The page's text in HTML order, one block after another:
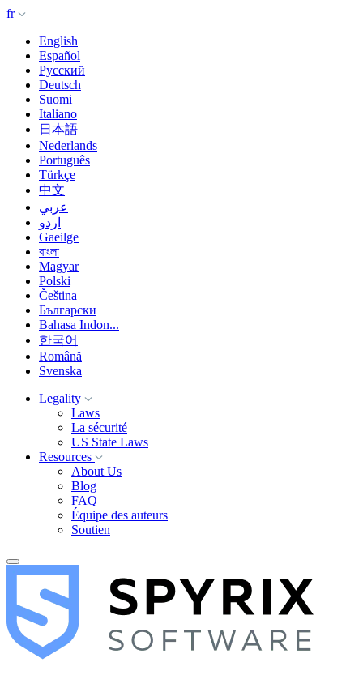
fr
English
Español
Русский
Deutsch
Suomi
Italiano
日本語
Nederlands
Português
Türkçe
中文
عربي
اردو
Gaeilge
বাংলা
Magyar
Polski
Čeština
Български
Bahasa Indon...
한국어
Română
Svenska
Legality
Laws
La sécurité
US State Laws
Resources
About Us
Blog
FAQ
Équipe des auteurs
Soutien